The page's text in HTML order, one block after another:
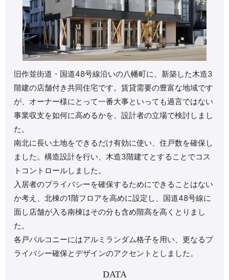
旧作並街道・国道48号線沿いの八幡町に、新築した木造3
階建の店舗付き共同住宅です。賃貸需要の豊富な地域です
が、オーナー様にとって一番大事といっても過言ではない
事業収支を如何に高めるかを、設計者の立場で検討しまし
た。
南北に長い土地をできるだけ有効に使い、住戸数を確保し
ました。構造設計を行い、木造3階建てとすることでコス
トコントロールしました。
入居者のプライバシーを確保するためにできることはない
か考え、北棟の1階フロアを高めに設定し、国道48号線に
面し店舗が入る南棟はその分も含め階高を高くとりまし
た。
各戸バルコニーにはアルミランダム格子を用い、更なるプ
ライバシー確保とデザインのアクセントとしました。
DATA